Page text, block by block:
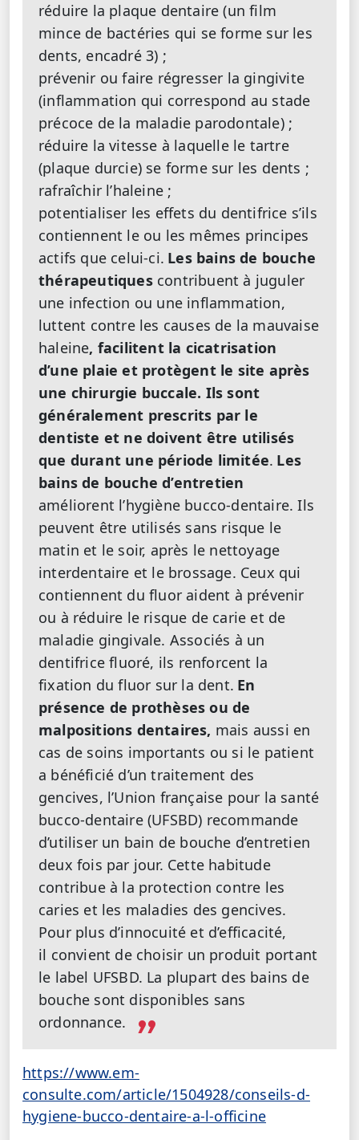
réduire la plaque dentaire (un film
mince de bactéries qui se forme sur les
dents, encadré 3) ;
prévenir ou faire régresser la gingivite
(inflammation qui correspond au stade
précoce de la maladie parodontale) ;
réduire la vitesse à laquelle le tartre
(plaque durcie) se forme sur les dents ;
rafraîchir l’haleine ;
potentialiser les effets du dentifrice s’ils
contiennent le ou les mêmes principes
actifs que celui-ci. Les bains de bouche
thérapeutiquescontribuent à juguler
une infection ou une inflammation,
luttent contre les causes de la mauvaise
haleine, facilitent la cicatrisation
d’une plaie et protègent le site après
une chirurgie buccale. Ils sont
généralement prescrits par le
dentiste et ne doivent être utilisés
que durant une période limitée. Les
bains de bouche d’entretien
améliorent l’hygiène bucco-dentaire. Ils
peuvent être utilisés sans risque le
matin et le soir, après le nettoyage
interdentaire et le brossage. Ceux qui
contiennent du fluor aident à prévenir
ou à réduire le risque de carie et de
maladie gingivale. Associés à un
dentifrice fluoré, ils renforcent la
fixation du fluor sur la dent. En
présence de prothèses ou de
malpositions dentaires, mais aussi en
cas de soins importants ou si le patient
a bénéficié d’un traitement des
gencives, l’Union française pour la santé
bucco-dentaire (UFSBD) recommande
d’utiliser un bain de bouche d’entretien
deux fois par jour. Cette habitude
contribue à la protection contre les
caries et les maladies des gencives.
Pour plus d’innocuité et d’efficacité,
il convient de choisir un produit portant
le label UFSBD. La plupart des bains de
bouche sont disponibles sans
ordonnance.
https://www.em-
consulte.com/article/1504928/conseils-d-
hygiene-bucco-dentaire-a-l-officine